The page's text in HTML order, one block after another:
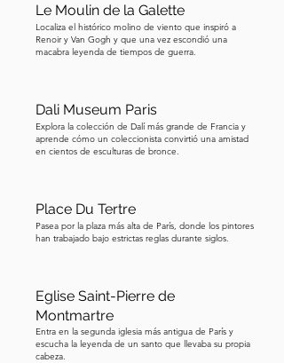
Le Moulin de la Galette
Localiza el histórico molino de viento que inspiró a
Renoir y Van Gogh y que una vez escondió una
macabra leyenda de tiempos de guerra.
Dali Museum Paris
Explora la colección de Dalí más grande de Francia y
aprende cómo un coleccionista convirtió una amistad
en cientos de esculturas de bronce.
Place Du Tertre
Pasea por la plaza más alta de París, donde los pintores
han trabajado bajo estrictas reglas durante siglos.
Eglise Saint-Pierre de
Montmartre
Entra en la segunda iglesia más antigua de París y
escucha la leyenda de un santo que llevaba su propia
cabeza.